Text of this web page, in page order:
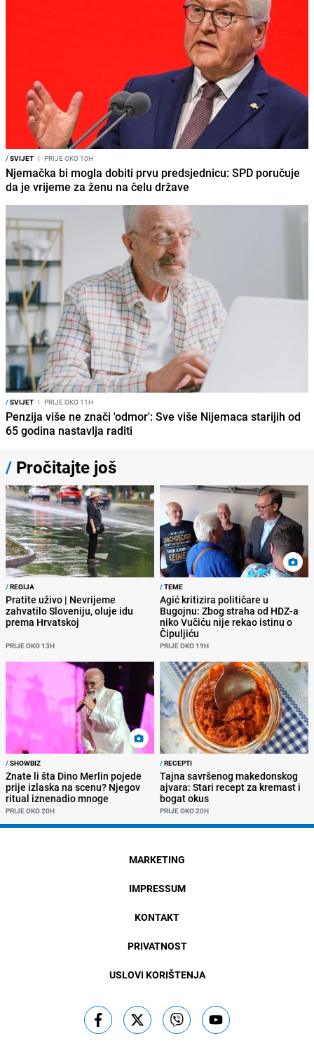
/SVIJET I PRIJE OKO 10H
Njemačka bi mogla dobiti prvu predsjednicu: SPD poručuje
da je vrijeme za ženu na čelu države
/SVIJET I PRIJE OKO 11H
Penzija više ne znači 'odmor': Sve više Nijemaca starijih od
65 godina nastavlja raditi
/ Pročitajte još
/REGIJA
Pratite uživo | Nevrijeme
zahvatilo Sloveniju, oluje idu
prema Hrvatskoj
PRIJE OKO 13H
/TEME
Agić kritizira političare u
Bugojnu: Zbog straha od HDZ-a
niko Vučiću nije rekao istinu o
Čipuljiću
PRIJE OKO 19H
/SHOWBIZ
Znate li šta Dino Merlin pojede
prije izlaska na scenu? Njegov
ritual iznenadio mnoge
PRIJE OKO 20H
/RECEPTI
Tajna savršenog makedonskog
ajvara: Stari recept za kremast i
bogat okus
PRIJE OKO 20H
MARKETING
IMPRESSUM
KONTAKT
PRIVATNOST
USLOVI KORIŠTENJA